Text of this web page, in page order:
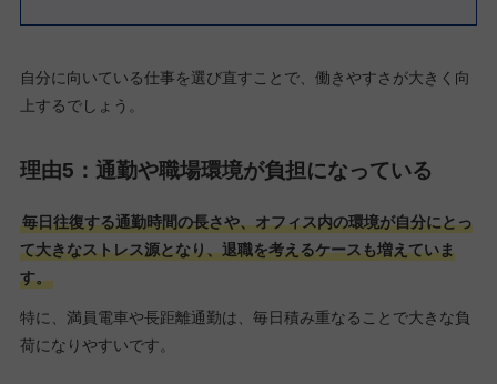
自分に向いている仕事を選び直すことで、働きやすさが大きく向
上するでしょう。
理由5：通勤や職場環境が負担になっている
毎日往復する通勤時間の長さや、オフィス内の環境が自分にとっ
て大きなストレス源となり、退職を考えるケースも増えていま
す。
特に、満員電車や長距離通勤は、毎日積み重なることで大きな負
荷になりやすいです。